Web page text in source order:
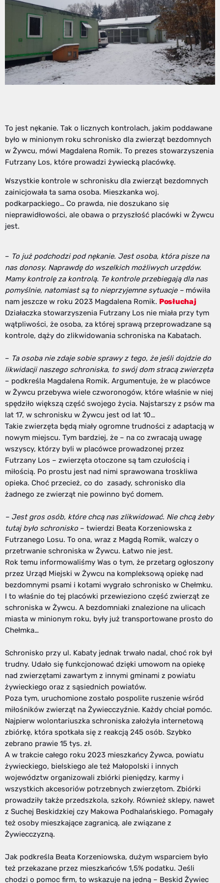
To jest nękanie. Tak o licznych kontrolach, jakim poddawane
było w minionym roku schronisko dla zwierząt bezdomnych
w Żywcu, mówi Magdalena Romik. To prezes stowarzyszenia
Futrzany Los, które prowadzi żywiecką placówkę.
Wszystkie kontrole w schronisku dla zwierząt bezdomnych
zainicjowała ta sama osoba. Mieszkanka woj.
podkarpackiego… Co prawda, nie doszukano się
nieprawidłowości, ale obawa o przyszłość placówki w Żywcu
jest.
– To już podchodzi pod nękanie. Jest osoba, która pisze na
nas donosy. Naprawdę do wszelkich możliwych urzędów.
Mamy kontrolę za kontrolą. Te kontrole przebiegają dla nas
pomyślnie, natomiast są to nieprzyjemne sytuacje – mówiła
nam jeszcze w roku 2023 Magdalena Romik. Posłuchaj
Działaczka stowarzyszenia Futrzany Los nie miała przy tym
wątpliwości, że osoba, za której sprawą przeprowadzane są
kontrole, dąży do zlikwidowania schroniska na Kabatach.
– Ta osoba nie zdaje sobie sprawy z tego, że jeśli dojdzie do
likwidacji naszego schroniska, to swój dom stracą zwierzęta
– podkreśla Magdalena Romik. Argumentuje, że w placówce
w Żywcu przebywa wiele czworonogów, które właśnie w niej
spędziło większą część swojego życia. Najstarszy z psów ma
lat 17, w schronisku w Żywcu jest od lat 10…
Takie zwierzęta będą miały ogromne trudności z adaptacją w
nowym miejscu. Tym bardziej, że – na co zwracają uwagę
wszyscy, którzy byli w placówce prowadzonej przez
Futrzany Los – zwierzęta otoczone są tam czułością i
miłością. Po prostu jest nad nimi sprawowana troskliwa
opieka. Choć przecież, co do zasady, schronisko dla
żadnego ze zwierząt nie powinno być domem.
– Jest gros osób, które chcą nas zlikwidować. Nie chcą żeby
tutaj było schronisko – twierdzi Beata Korzeniowska z
Futrzanego Losu. To ona, wraz z Magdą Romik, walczy o
przetrwanie schroniska w Żywcu. Łatwo nie jest.
Rok temu informowaliśmy Was o tym, że przetarg ogłoszony
przez Urząd Miejski w Żywcu na kompleksową opiekę nad
bezdomnymi psami i kotami wygrało schronisko w Chełmku.
I to właśnie do tej placówki przewieziono część zwierząt ze
schroniska w Żywcu. A bezdomniaki znalezione na ulicach
miasta w minionym roku, były już transportowane prosto do
Chełmka…
Schronisko przy ul. Kabaty jednak trwało nadal, choć rok był
trudny. Udało się funkcjonować dzięki umowom na opiekę
nad zwierzętami zawartym z innymi gminami z powiatu
żywieckiego oraz z sąsiednich powiatów.
Poza tym, uruchomione zostało pospolite ruszenie wśród
miłośników zwierząt na Żywiecczyźnie. Każdy chciał pomóc.
Najpierw wolontariuszka schroniska założyła internetową
zbiórkę, która spotkała się z reakcją 245 osób. Szybko
zebrano prawie 15 tys. zł.
A w trakcie całego roku 2023 mieszkańcy Żywca, powiatu
żywieckiego, bielskiego ale też Małopolski i innych
województw organizowali zbiórki pieniędzy, karmy i
wszystkich akcesoriów potrzebnych zwierzętom. Zbiórki
prowadziły także przedszkola, szkoły. Również sklepy, nawet
z Suchej Beskidzkiej czy Makowa Podhalańskiego. Pomagały
też osoby mieszkające zagranicą, ale związane z
Żywiecczyzną.
Jak podkreśla Beata Korzeniowska, dużym wsparciem było
też przekazane przez mieszkańców 1,5% podatku. Jeśli
chodzi o pomoc firm, to wskazuje na jedną – Beskid Żywiec